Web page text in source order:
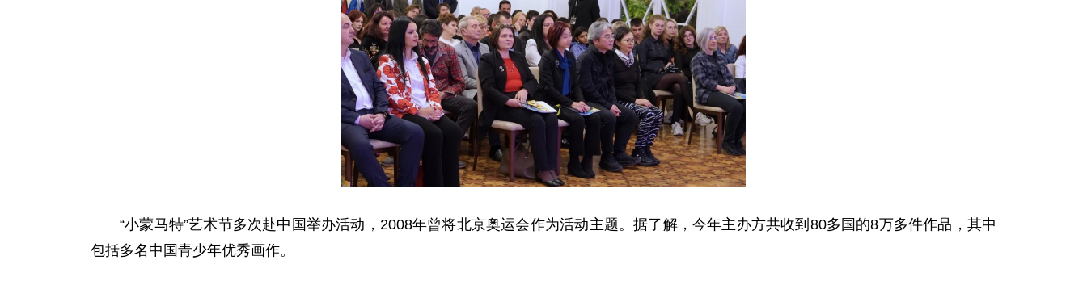
“小蒙马特”艺术节多次赴中国举办活动，2008年曾将北京奥运会作为活动主题。据了解，今年主办方共收到80多国的8万多件作品，其中
包括多名中国青少年优秀画作。